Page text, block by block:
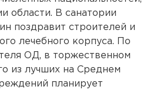
области. В санатории
поздравит строителей и
лечебного корпуса. По
ОД, в торжественном
из лучших на Среднем
планирует